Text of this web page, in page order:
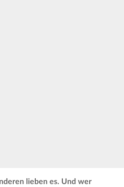
lieben es. Und wer